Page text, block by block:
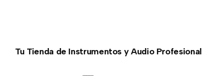
Tu Tienda de Instrumentos y Audio Profesional